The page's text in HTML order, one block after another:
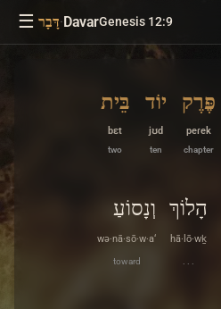
☰ דָּבָר·DavarGenesis 12:9
פֶּרֶק
peɾek
chapter
יוֹד
jʊd
ten
בֵּית
bɛt
two
הָלוֹךְ
hā·lō·wḵ
. . .
וְנָסוֹעַ
wə·nā·sō·w·a‘
toward